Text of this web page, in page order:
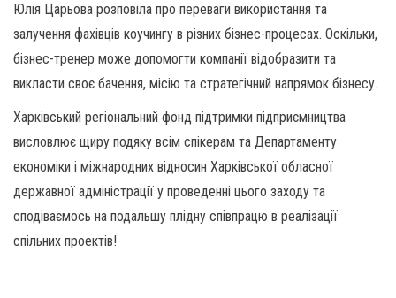
Юлія Царьова розповіла про переваги використання та
залучення фахівців коучингу в різних бізнес-процесах. Оскільки,
бізнес-тренер може допомогти компанії відобразити та
викласти своє бачення, місію та стратегічний напрямок бізнесу.
Харківський регіональний фонд підтримки підприємництва
висловлює щиру подяку всім спікерам та Департаменту
економіки і міжнародних відносин Харківської обласної
державної адміністрації у проведенні цього заходу та
сподіваємось на подальшу плідну співпрацю в реалізації
спільних проектів!